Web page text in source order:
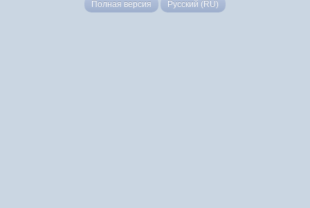
Полная версия Русский (RU)